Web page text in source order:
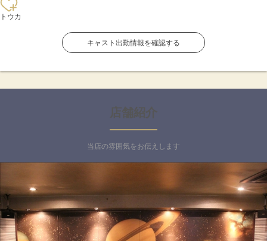
トウカ
キャスト出勤情報を確認する
店舗紹介
当店の雰囲気をお伝えします